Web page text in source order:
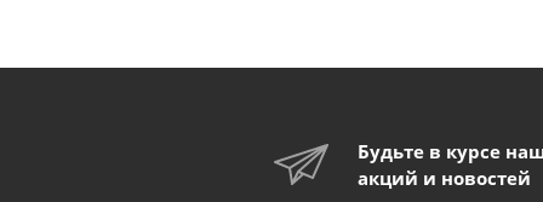
Будьте в курсе
акций и новостей